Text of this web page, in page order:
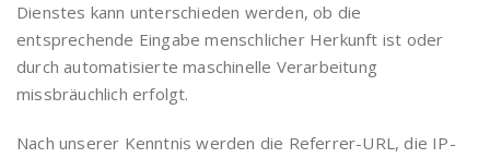
Dienstes kann unterschieden werden, ob die
entsprechende Eingabe menschlicher Herkunft ist oder
durch automatisierte maschinelle Verarbeitung
missbräuchlich erfolgt.
Nach unserer Kenntnis werden die Referrer-URL, die IP-